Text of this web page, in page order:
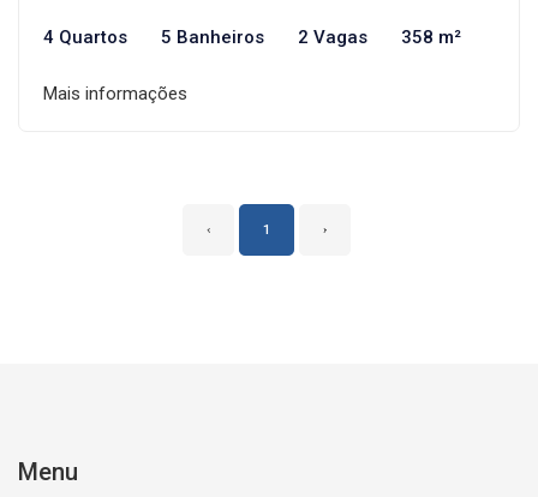
4 Quartos 5 Banheiros 2 Vagas 358 m²
Mais informações
‹ 1 ›
Menu